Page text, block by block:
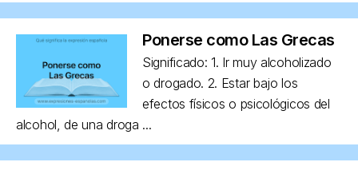
Ponerse como Las Grecas
Significado: 1. Ir muy alcoholizado
o drogado. 2. Estar bajo los
efectos físicos o psicológicos del
alcohol, de una droga ...